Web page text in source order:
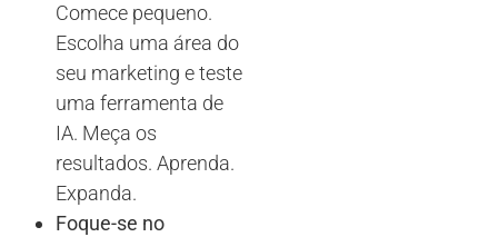
Comece pequeno.
Escolha uma área do
seu marketing e teste
uma ferramenta de
IA. Meça os
resultados. Aprenda.
Expanda.
Foque-se no